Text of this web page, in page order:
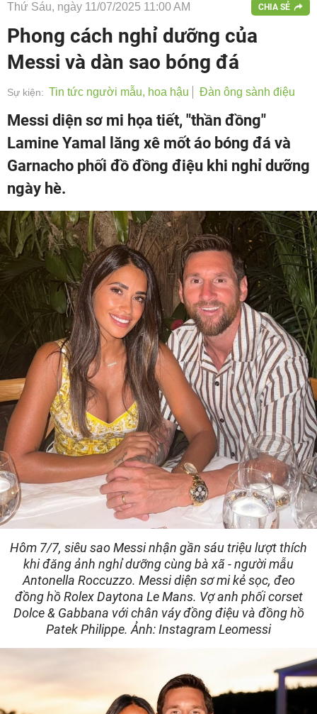
Thứ Sáu, ngày 11/07/2025 11:00 AM CHIA SẺ
Phong cách nghỉ dưỡng của
Messi và dàn sao bóng đá
Sự kiện: Tin tức người mẫu, hoa hậu Đàn ông sành điệu
Messi diện sơ mi họa tiết, "thần đồng"
Lamine Yamal lăng xê mốt áo bóng đá và
Garnacho phối đồ đồng điệu khi nghỉ dưỡng
ngày hè.
Hôm 7/7, siêu sao Messi nhận gần sáu triệu lượt thích
khi đăng ảnh nghỉ dưỡng cùng bà xã - người mẫu
Antonella Roccuzzo. Messi diện sơ mi kẻ sọc, đeo
đồng hồ Rolex Daytona Le Mans. Vợ anh phối corset
Dolce & Gabbana với chân váy đồng điệu và đồng hồ
Patek Philippe. Ảnh: Instagram Leomessi